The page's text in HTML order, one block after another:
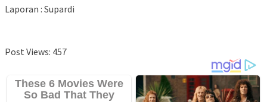
Laporan : Supardi
Post Views: 457